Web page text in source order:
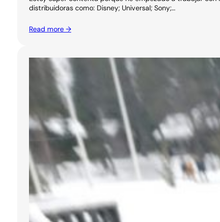
distribuidoras como: Disney; Universal; Sony;…
Read more →